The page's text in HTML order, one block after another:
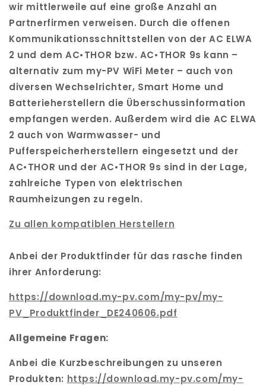
wir mittlerweile auf eine große Anzahl an
Partnerfirmen verweisen. Durch die offenen
Kommunikationsschnittstellen von der AC ELWA
2 und dem AC•THOR bzw. AC•THOR 9s kann –
alternativ zum my-PV WiFi Meter – auch von
diversen Wechselrichter, Smart Home und
Batterieherstellern die Überschussinformation
empfangen werden. Außerdem wird die AC ELWA
2 auch von Warmwasser- und
Pufferspeicherherstellern eingesetzt und der
AC•THOR und der AC•THOR 9s sind in der Lage,
zahlreiche Typen von elektrischen
Raumheizungen zu regeln.
Zu allen kompatiblen Herstellern
Anbei der Produktfinder für das rasche finden
ihrer Anforderung:
https://download.my-pv.com/my-pv/my-
PV_Produktfinder_ DE240606.pdf
Allgemeine Fragen:
Anbei die Kurzbeschreibungen zu unseren
Produkten: https://download.my-pv.com/my-